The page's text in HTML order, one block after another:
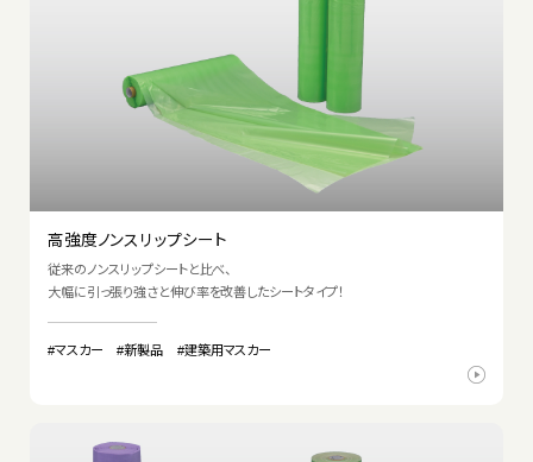
高強度ノンスリップシート
従来のノンスリップシートと比べ、
大幅に引っ張り強さと伸び率を改善したシートタイプ！
#マスカー #新製品 #建築用マスカー